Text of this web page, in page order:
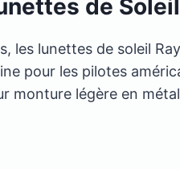
de
les lunettes de soleil
pour les pilotes
monture légère en